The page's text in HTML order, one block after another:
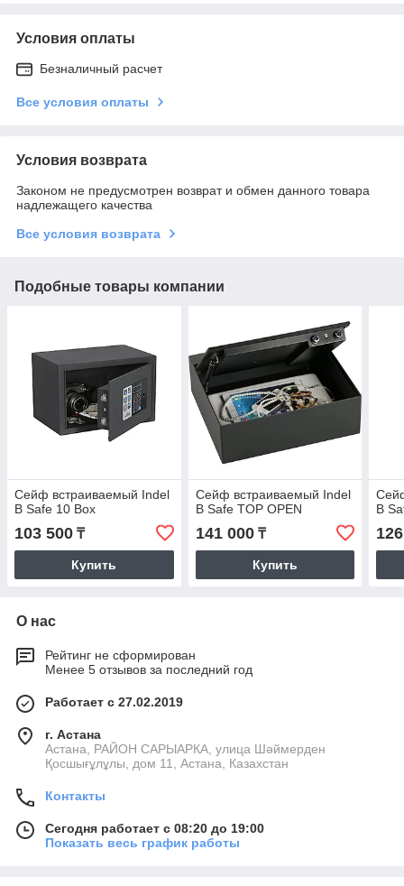
Условия оплаты
Безналичный расчет
Все условия оплаты
Условия возврата
Законом не предусмотрен возврат и обмен данного товара
надлежащего качества
Все условия возврата
Подобные товары компании
Сейф встраиваемый Indel
B Safe 10 Box
103 500 ₸
Купить
Сейф встраиваемый Indel
B Safe TOP OPEN
141 000₸
Купить
B
О нас
Рейтинг не сформирован
Менее 5 отзывов за последний год
Работает с 27.02.2019
г. Астана
Астана, РАЙОН САРЫАРКА, улица Шәймерден
Қосшығұлұлы, дом 11, Астана, Казахстан
Контакты
Сегодня работает с 08:20 до 19:00
Показать весь график работы